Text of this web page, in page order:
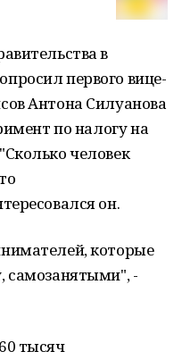
в
первого вице-
Антона Силуанова
по налогу на
человек
он.
которые
самозанятыми", -
тысяч